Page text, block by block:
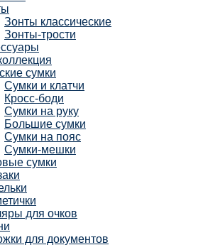
Зонты классические
Зонты-трости
сумки
Сумки и клатчи
Кросс-боди
Сумки на руку
Большие сумки
Сумки на пояс
Сумки-мешки
сумки
для очков
для документов